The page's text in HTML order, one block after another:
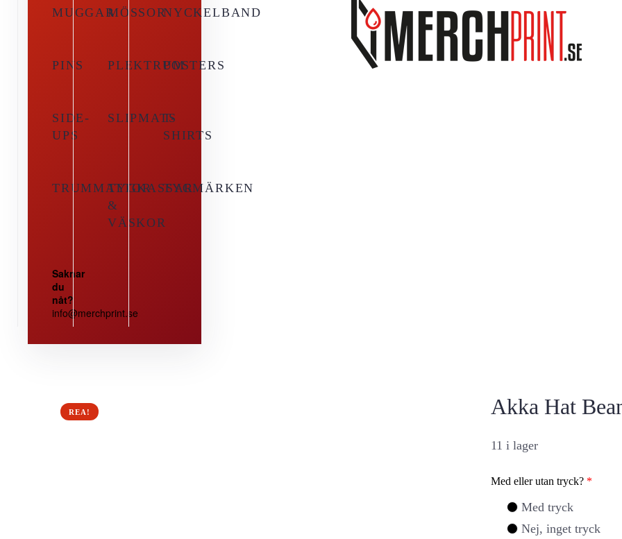
MUGGARMÖSSORNYCKELBAND
PINS PLEKTRUMPOSTERS
SIDE-
UPS
SLIPMATS
T-
SHIRTS
TRUMMATTORTYGKASSAR
&
VÄSKOR
TYGMÄRKEN
Saknar
du
nåt?
info@merchprint.se
REA! Akka Hat
11 i lager
Med eller utan tryck? *
Med tryck
Nej, inget tryck